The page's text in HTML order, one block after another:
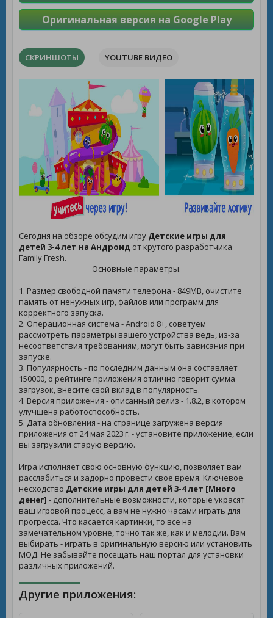
Оригинальная версия на Google Play
СКРИНШОТЫ YOUTUBE ВИДЕО
Сегодня на обзоре обсудим игру Детские игры для
детей 3-4 лет на Андроид от крутого разработчика
Family Fresh.
Основные параметры.
1. Размер свободной памяти телефона - 849MB, очистите
память от ненужных игр, файлов или программ для
корректного запуска.
2. Операционная система - Android 8+, советуем
рассмотреть параметры вашего устройства ведь, из-за
несоответствия требованиям, могут быть зависания при
запуске.
3. Популярность - по последним данным она составляет
150000, о рейтинге приложения отлично говорит сумма
загрузок, внесите свой вклад в популярность.
4. Версия приложения - описанный релиз - 1.8.2, в котором
улучшена работоспособность.
5. Дата обновления - на странице загружена версия
приложения от 24 мая 2023 г. - установите приложение, если
вы загрузили старую версию.
Игра исполняет свою основную функцию, позволяет вам
расслабиться и задорно провести свое время. Ключевое
несходство Детские игры для детей 3-4 лет [Много
денег] - дополнительные возможности, которые украсят
ваш игровой процесс, а вам не нужно часами играть для
прогресса. Что касается картинки, то все на
замечательном уровне, точно так же, как и мелодии. Вам
выбирать - играть в оригинальную версию или установить
МОД. Не забывайте посещать наш портал для установки
различных приложений.
Другие приложения: